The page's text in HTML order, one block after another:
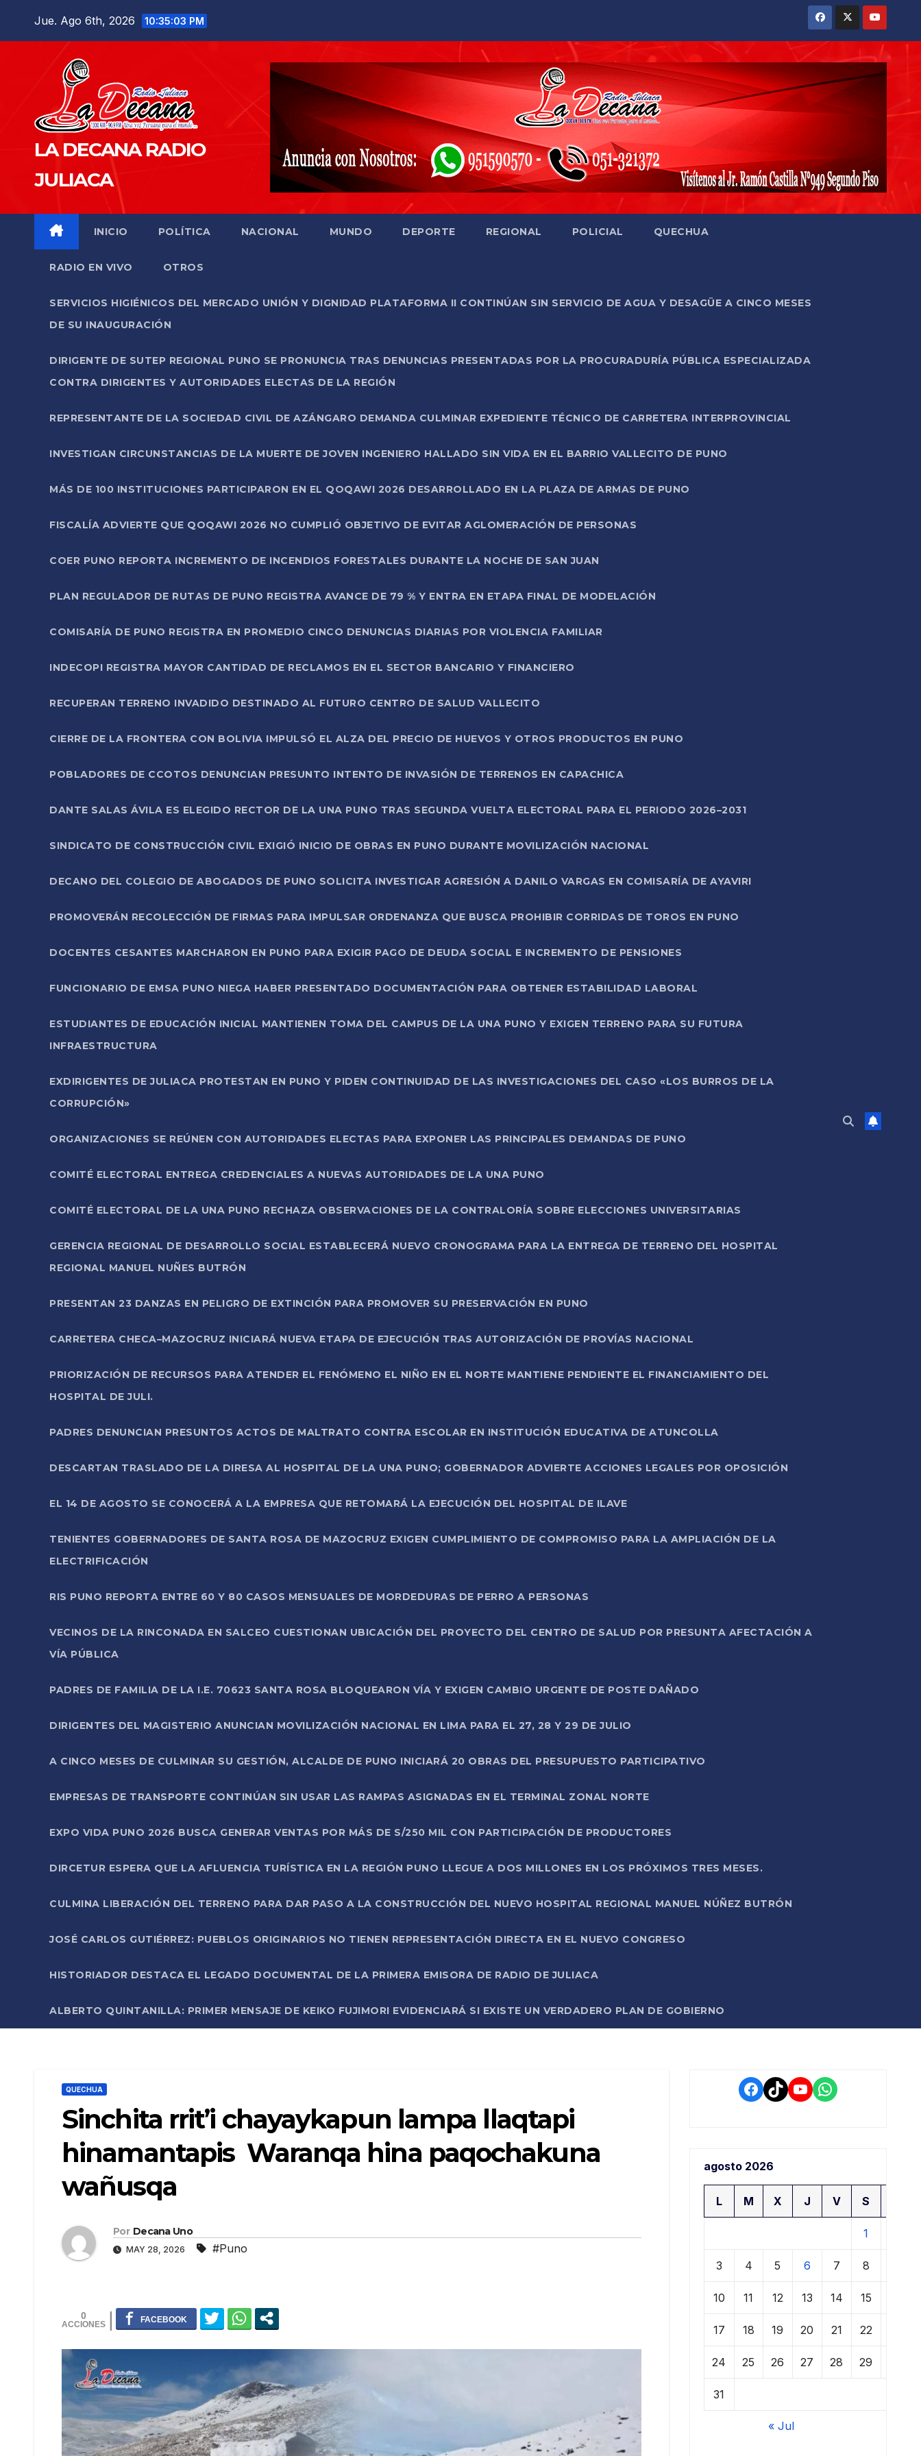
Jue. Ago 6th, 2026 10:35:04 PM
LA DECANA RADIO
JULIACA
INICIO POLÍTICA NACIONAL MUNDO DEPORTE REGIONAL POLICIAL QUECHUA
RADIO EN VIVO OTROS
SERVICIOS HIGIÉNICOS DEL MERCADO UNIÓN Y DIGNIDAD PLATAFORMA II CONTINÚAN SIN SERVICIO DE AGUA Y DESAGÜE A CINCO MESES
DE SU INAUGURACIÓN
DIRIGENTE DE SUTEP REGIONAL PUNO SE PRONUNCIA TRAS DENUNCIAS PRESENTADAS POR LA PROCURADURÍA PÚBLICA ESPECIALIZADA
CONTRA DIRIGENTES Y AUTORIDADES ELECTAS DE LA REGIÓN
REPRESENTANTE DE LA SOCIEDAD CIVIL DE AZÁNGARO DEMANDA CULMINAR EXPEDIENTE TÉCNICO DE CARRETERA INTERPROVINCIAL
INVESTIGAN CIRCUNSTANCIAS DE LA MUERTE DE JOVEN INGENIERO HALLADO SIN VIDA EN EL BARRIO VALLECITO DE PUNO
MÁS DE 100 INSTITUCIONES PARTICIPARON EN EL QOQAWI 2026 DESARROLLADO EN LA PLAZA DE ARMAS DE PUNO
FISCALÍA ADVIERTE QUE QOQAWI 2026 NO CUMPLIÓ OBJETIVO DE EVITAR AGLOMERACIÓN DE PERSONAS
COER PUNO REPORTA INCREMENTO DE INCENDIOS FORESTALES DURANTE LA NOCHE DE SAN JUAN
PLAN REGULADOR DE RUTAS DE PUNO REGISTRA AVANCE DE 79 % Y ENTRA EN ETAPA FINAL DE MODELACIÓN
COMISARÍA DE PUNO REGISTRA EN PROMEDIO CINCO DENUNCIAS DIARIAS POR VIOLENCIA FAMILIAR
INDECOPI REGISTRA MAYOR CANTIDAD DE RECLAMOS EN EL SECTOR BANCARIO Y FINANCIERO
RECUPERAN TERRENO INVADIDO DESTINADO AL FUTURO CENTRO DE SALUD VALLECITO
CIERRE DE LA FRONTERA CON BOLIVIA IMPULSÓ EL ALZA DEL PRECIO DE HUEVOS Y OTROS PRODUCTOS EN PUNO
POBLADORES DE CCOTOS DENUNCIAN PRESUNTO INTENTO DE INVASIÓN DE TERRENOS EN CAPACHICA
DANTE SALAS ÁVILA ES ELEGIDO RECTOR DE LA UNA PUNO TRAS SEGUNDA VUELTA ELECTORAL PARA EL PERIODO 2026–2031
SINDICATO DE CONSTRUCCIÓN CIVIL EXIGIÓ INICIO DE OBRAS EN PUNO DURANTE MOVILIZACIÓN NACIONAL
DECANO DEL COLEGIO DE ABOGADOS DE PUNO SOLICITA INVESTIGAR AGRESIÓN A DANILO VARGAS EN COMISARÍA DE AYAVIRI
PROMOVERÁN RECOLECCIÓN DE FIRMAS PARA IMPULSAR ORDENANZA QUE BUSCA PROHIBIR CORRIDAS DE TOROS EN PUNO
DOCENTES CESANTES MARCHARON EN PUNO PARA EXIGIR PAGO DE DEUDA SOCIAL E INCREMENTO DE PENSIONES
FUNCIONARIO DE EMSA PUNO NIEGA HABER PRESENTADO DOCUMENTACIÓN PARA OBTENER ESTABILIDAD LABORAL
ESTUDIANTES DE EDUCACIÓN INICIAL MANTIENEN TOMA DEL CAMPUS DE LA UNA PUNO Y EXIGEN TERRENO PARA SU FUTURA
INFRAESTRUCTURA
EXDIRIGENTES DE JULIACA PROTESTAN EN PUNO Y PIDEN CONTINUIDAD DE LAS INVESTIGACIONES DEL CASO «LOS BURROS DE LA
CORRUPCIÓN»
ORGANIZACIONES SE REÚNEN CON AUTORIDADES ELECTAS PARA EXPONER LAS PRINCIPALES DEMANDAS DE PUNO
COMITÉ ELECTORAL ENTREGA CREDENCIALES A NUEVAS AUTORIDADES DE LA UNA PUNO
COMITÉ ELECTORAL DE LA UNA PUNO RECHAZA OBSERVACIONES DE LA CONTRALORÍA SOBRE ELECCIONES UNIVERSITARIAS
GERENCIA REGIONAL DE DESARROLLO SOCIAL ESTABLECERÁ NUEVO CRONOGRAMA PARA LA ENTREGA DE TERRENO DEL HOSPITAL
REGIONAL MANUEL NUÑES BUTRÓN
PRESENTAN 23 DANZAS EN PELIGRO DE EXTINCIÓN PARA PROMOVER SU PRESERVACIÓN EN PUNO
CARRETERA CHECA–MAZOCRUZ INICIARÁ NUEVA ETAPA DE EJECUCIÓN TRAS AUTORIZACIÓN DE PROVÍAS NACIONAL
PRIORIZACIÓN DE RECURSOS PARA ATENDER EL FENÓMENO EL NIÑO EN EL NORTE MANTIENE PENDIENTE EL FINANCIAMIENTO DEL
HOSPITAL DE JULI.
PADRES DENUNCIAN PRESUNTOS ACTOS DE MALTRATO CONTRA ESCOLAR EN INSTITUCIÓN EDUCATIVA DE ATUNCOLLA
DESCARTAN TRASLADO DE LA DIRESA AL HOSPITAL DE LA UNA PUNO; GOBERNADOR ADVIERTE ACCIONES LEGALES POR OPOSICIÓN
EL 14 DE AGOSTO SE CONOCERÁ A LA EMPRESA QUE RETOMARÁ LA EJECUCIÓN DEL HOSPITAL DE ILAVE
TENIENTES GOBERNADORES DE SANTA ROSA DE MAZOCRUZ EXIGEN CUMPLIMIENTO DE COMPROMISO PARA LA AMPLIACIÓN DE LA
ELECTRIFICACIÓN
RIS PUNO REPORTA ENTRE 60 Y 80 CASOS MENSUALES DE MORDEDURAS DE PERRO A PERSONAS
VECINOS DE LA RINCONADA EN SALCEO CUESTIONAN UBICACIÓN DEL PROYECTO DEL CENTRO DE SALUD POR PRESUNTA AFECTACIÓN A
VÍA PÚBLICA
PADRES DE FAMILIA DE LA I.E. 70623 SANTA ROSA BLOQUEARON VÍA Y EXIGEN CAMBIO URGENTE DE POSTE DAÑADO
DIRIGENTES DEL MAGISTERIO ANUNCIAN MOVILIZACIÓN NACIONAL EN LIMA PARA EL 27, 28 Y 29 DE JULIO
A CINCO MESES DE CULMINAR SU GESTIÓN, ALCALDE DE PUNO INICIARÁ 20 OBRAS DEL PRESUPUESTO PARTICIPATIVO
EMPRESAS DE TRANSPORTE CONTINÚAN SIN USAR LAS RAMPAS ASIGNADAS EN EL TERMINAL ZONAL NORTE
EXPO VIDA PUNO 2026 BUSCA GENERAR VENTAS POR MÁS DE S/250 MIL CON PARTICIPACIÓN DE PRODUCTORES
DIRCETUR ESPERA QUE LA AFLUENCIA TURÍSTICA EN LA REGIÓN PUNO LLEGUE A DOS MILLONES EN LOS PRÓXIMOS TRES MESES.
CULMINA LIBERACIÓN DEL TERRENO PARA DAR PASO A LA CONSTRUCCIÓN DEL NUEVO HOSPITAL REGIONAL MANUEL NÚÑEZ BUTRÓN
JOSÉ CARLOS GUTIÉRREZ: PUEBLOS ORIGINARIOS NO TIENEN REPRESENTACIÓN DIRECTA EN EL NUEVO CONGRESO
HISTORIADOR DESTACA EL LEGADO DOCUMENTAL DE LA PRIMERA EMISORA DE RADIO DE JULIACA
ALBERTO QUINTANILLA: PRIMER MENSAJE DE KEIKO FUJIMORI EVIDENCIARÁ SI EXISTE UN VERDADERO PLAN DE GOBIERNO
QUECHUA
Sinchita rrit’i chayaykapun lampa llaqtapi
hinamantapis Waranqa hina paqochakuna
wañusqa
Por Decana Uno
MAY 28, 2026 #Puno
0
Facebook
TikTokYouTube
WhatsApp
agosto 2026
L M X J V S
1
3 4 5 6 7 8
10 11 12 13 14 15
17 18 19 20 21 22
24 25 26 27 28 29
31
« Jul